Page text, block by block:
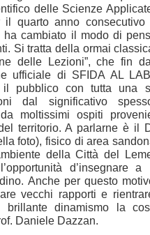
delle Scienze
quarto anno
ha cambiato il modo di
Si tratta della ormai
delle Lezioni”, che fin
ufficiale di SFIDA AL
il pubblico con tutta una
dal significativo
moltissimi ospiti
territorio. A parlarne è il
foto), fisico di area
della Città del
d’insegnare a
Anche per questo
vecchi rapporti e
brillante dinamismo la
Daniele Dazzan.